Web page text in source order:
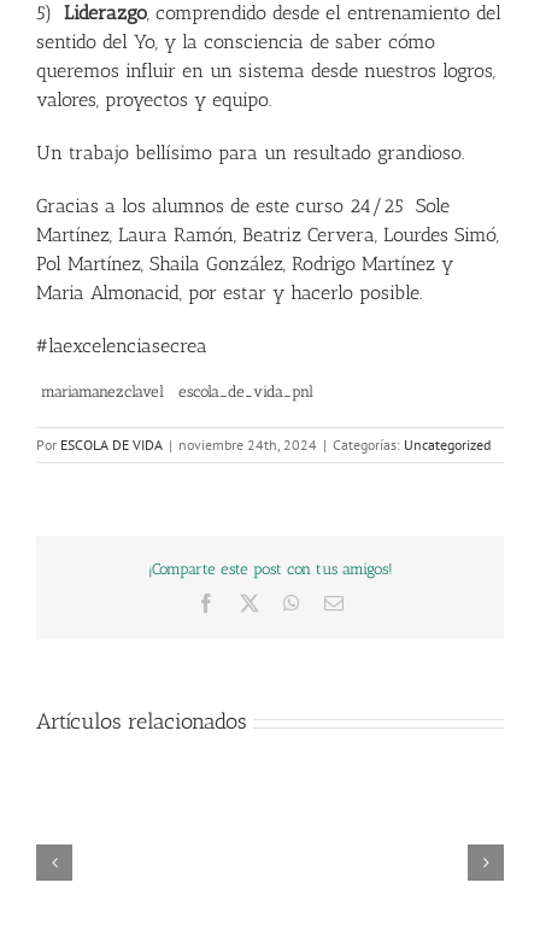
5) Liderazgo, comprendido desde el entrenamiento del
sentido del Yo, y la consciencia de saber cómo
queremos influir en un sistema desde nuestros logros,
valores, proyectos y equipo.
Un trabajo bellísimo para un resultado grandioso.
Gracias a los alumnos de este curso 24/25 Sole
Martínez, Laura Ramón, Beatriz Cervera, Lourdes Simó,
Pol Martínez, Shaila González, Rodrigo Martínez y
Maria Almonacid, por estar y hacerlo posible.
#laexcelenciasecrea
mariamanezclavel escola_de_vida_pnl
Por ESCOLA DE VIDA | noviembre 24th, 2024 | Categorías: Uncategorized
¡Comparte este post con tus amigos!
Facebook WhatsApp
Correo
Artículos relacionados
busca
o
365